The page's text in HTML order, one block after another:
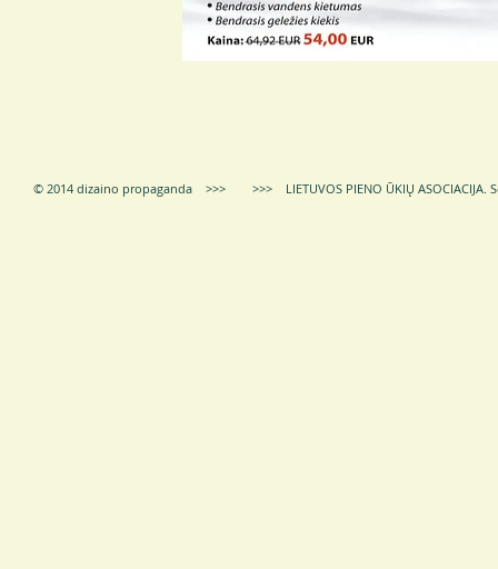
© 2014 dizaino propaganda >>> >>> LIETUVOS PIENO ŪKIŲ ASOCIACIJA.